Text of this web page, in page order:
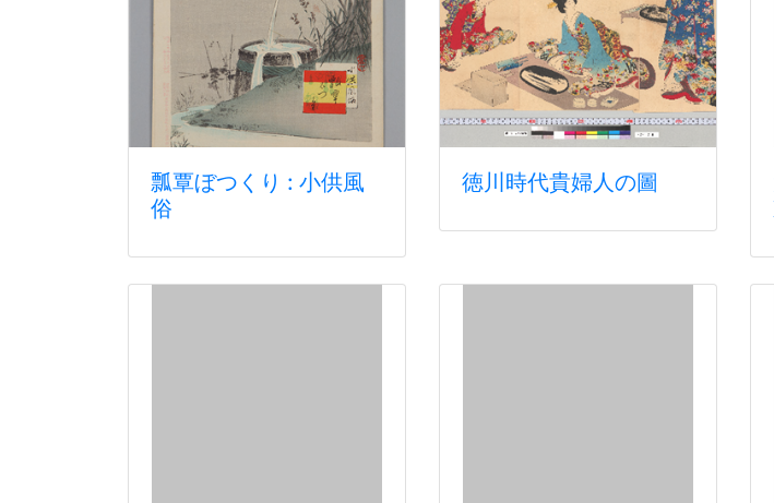
瓢覃ぼつくり : 小供風
俗
徳川時代貴婦人の圖